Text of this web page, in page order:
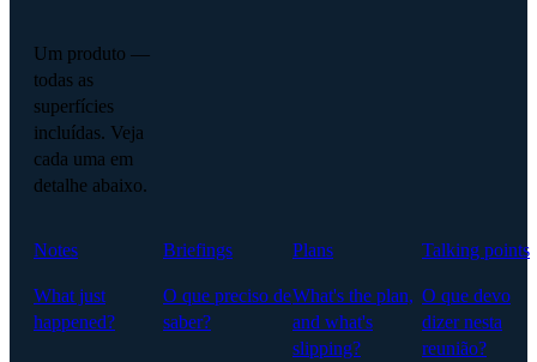
Um produto —
todas as
superfícies
incluídas. Veja
cada uma em
detalhe abaixo.
Notes
What just
happened?
Briefings
O que preciso de
saber?
Plans
What's the plan,
and what's
slipping?
Talking points
O que devo
dizer nesta
reunião?